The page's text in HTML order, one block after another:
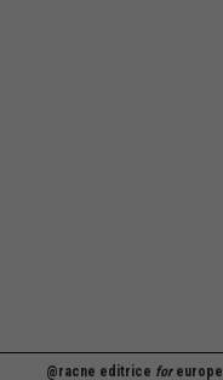
@racne editrice foreurope